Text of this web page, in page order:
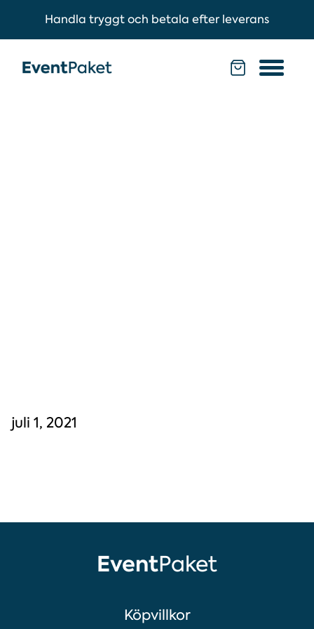
Handla tryggt och betala efter leverans
juli 1, 2021
EventPaket
Köpvillkor